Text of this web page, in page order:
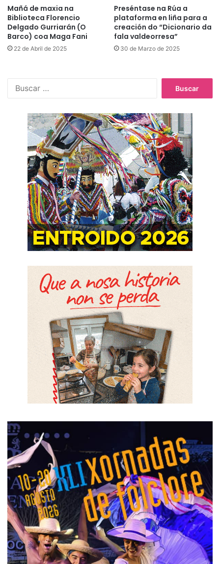
Mañá de maxia na
Biblioteca Florencio
Delgado Gurriarán (O
Barco) coa Maga Fani
22 de Abril de 2025
Preséntase na Rúa a
plataforma en liña para a
creación do “Dicionario da
fala valdeorresa”
30 de Marzo de 2025
c
a
r
: